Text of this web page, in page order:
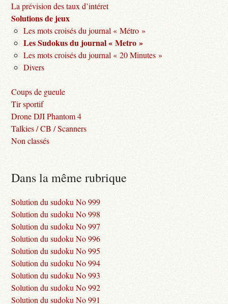
La prévision des taux d’intéret
Solutions de jeux
Les mots croisés du journal « Métro »
Les Sudokus du journal « Metro »
Les mots croisés du journal « 20 Minutes »
Divers
Coups de gueule
Tir sportif
Drone DJI Phantom 4
Talkies / CB / Scanners
Non classés
Dans la même rubrique
Solution du sudoku No 999
Solution du sudoku No 998
Solution du sudoku No 997
Solution du sudoku No 996
Solution du sudoku No 995
Solution du sudoku No 994
Solution du sudoku No 993
Solution du sudoku No 992
Solution du sudoku No 991